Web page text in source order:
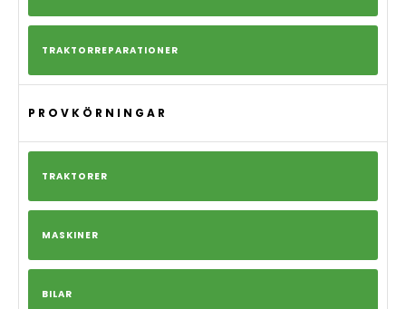
TRAKTORREPARATIONER
PROVKÖRNINGAR
TRAKTORER
MASKINER
BILAR